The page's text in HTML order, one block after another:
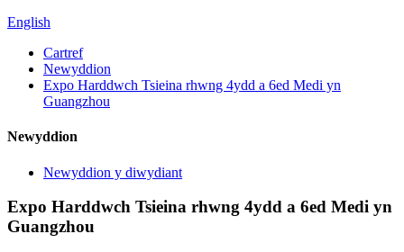
English
Cartref
Newyddion
Expo Harddwch Tsieina rhwng 4ydd a 6ed Medi yn
Guangzhou
Newyddion
Newyddion y diwydiant
Expo Harddwch Tsieina rhwng 4ydd a 6ed Medi yn
Guangzhou